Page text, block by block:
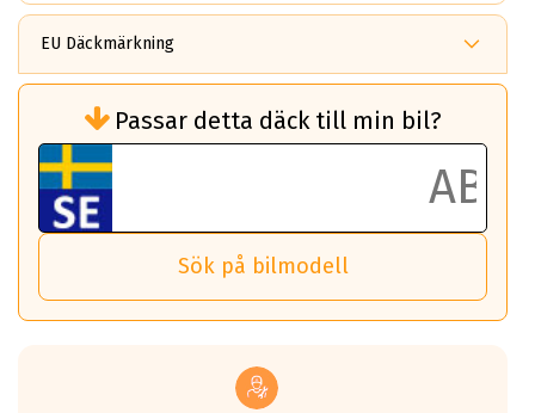
EU Däckmärkning
bränsleförbrukningen)
Det ska vara en betygsskala från klass A
till G för rullmotstånd.
Ett klass A däck kommer ha 6,5% bättre
bränsleförbrukning än ett klass G däck.
Det betyder att om man kör 10,000 km,
så sparar man 50 liter bränsle med ett
vilken körstil du använder.
Passar detta däck till min bil?
Sök på bilmodell